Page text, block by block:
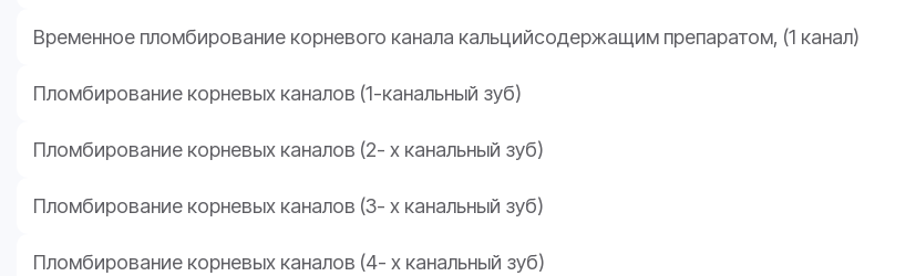
Временное пломбирование корневого канала кальцийсодержащим препаратом, (1 канал)
Пломбирование корневых каналов (1-канальный зуб)
Пломбирование корневых каналов (2- х канальный зуб)
Пломбирование корневых каналов (3- х канальный зуб)
Пломбирование корневых каналов (4- х канальный зуб)